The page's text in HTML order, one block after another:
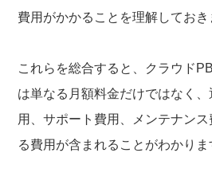
費用がかかることを理解しておき
これらを総合すると、クラウド
は単なる月額料金だけではなく
用、サポート費用、メンテナン
る費用が含まれることがわかりま